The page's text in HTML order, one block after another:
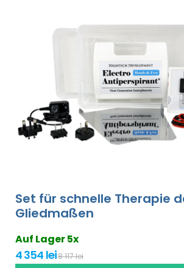
Set für schnelle Therapie
Gliedmaßen
Auf Lager 5x
4 354 lei8 117 lei